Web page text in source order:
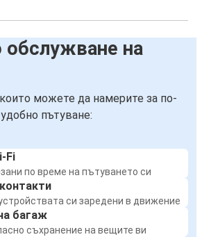
обслужване на
можете да намерите за по-
удобно пътуване:
Fi
по време на пътуването си
си заредени в движение
багаж
съхранение на вещите ви